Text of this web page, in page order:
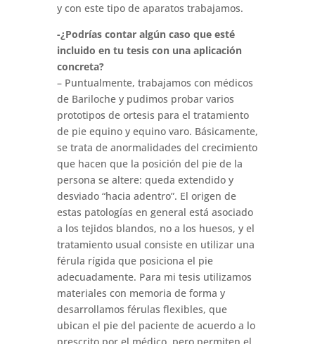
y con este tipo de aparatos trabajamos.
-¿Podrías contar algún caso que esté
incluido en tu tesis con una aplicación
concreta?
– Puntualmente, trabajamos con médicos
de Bariloche y pudimos probar varios
prototipos de ortesis para el tratamiento
de pie equino y equino varo. Básicamente,
se trata de anormalidades del crecimiento
que hacen que la posición del pie de la
persona se altere: queda extendido y
desviado “hacia adentro”. El origen de
estas patologías en general está asociado
a los tejidos blandos, no a los huesos, y el
tratamiento usual consiste en utilizar una
férula rígida que posiciona el pie
adecuadamente. Para mi tesis utilizamos
materiales con memoria de forma y
desarrollamos férulas flexibles, que
ubican el pie del paciente de acuerdo a lo